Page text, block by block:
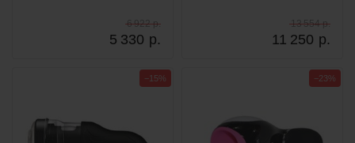
5 330 р.
6 922 р.
11 250 р.
13 554 р.
−15% −23%